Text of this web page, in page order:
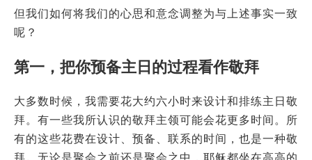
但我们如何将我们的心思和意念调整为与上述事实一致
呢？
第一，把你预备主日的过程看作敬拜
大多数时候，我需要花大约六小时来设计和排练主日敬
拜。有一些我所认识的敬拜主领可能会花更多时间。所
有的这些花费在设计、预备、联系的时间，也是一种敬
拜。无论是聚会之前还是聚会之中，耶稣都坐在高高的